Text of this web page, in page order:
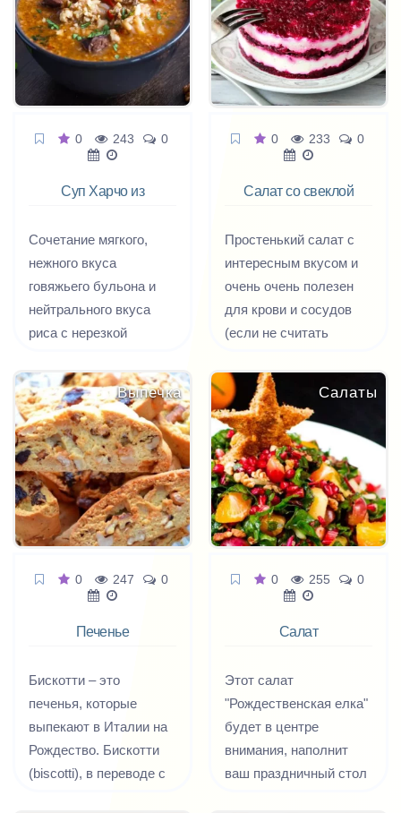
полезные. Даже
салаты здесь готовят
по-особенному.
Спросите у любого
грузина, проживающего
городе, какой у него
услышите: «С овощами
здесь необычные, они
заправляются
особенными
заправками.
Получается
Давайте приготовим
традиционный
грузинский салат с
овощами, мясом и
зеленью «Тбилиси».
0 243 0
Суп Харчо из
Сочетание мягкого,
нежного вкуса
говяжьего бульона и
нейтрального вкуса
риса с нерезкой
тклапи, пряной
зеленью заправки и
слегка вяжущим
ароматом орехов
создает характерный
вкус и запах супа-
харчо. Летом тклапи
можно заменить
(ткемали), а говядину
нельзя уже ничем
полное грузинское
название харчо —
«дзрохис хорци
харшот» — означает
«суп из говядины», или,
0 233 0
Салат со свеклой
Простенький салат с
интересным вкусом и
очень очень полезен
для крови и сосудов
(если не считать
Выпечка
0 247 0
Печенье
Бискотти – это
печенья, которые
выпекают в Италии на
Рождество. Бискотти
(biscotti), в переводе с
Салаты
0 255 0
Салат
Этот салат
"Рождественская елка"
будет в центре
внимания, наполнит
ваш праздничный стол